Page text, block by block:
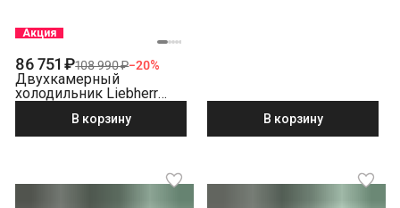
Акция
86 751 ₽108 990 ₽−20%
Двухкамерный
холодильник Liebherr
NoFrost, бежевый
В корзину В корзину